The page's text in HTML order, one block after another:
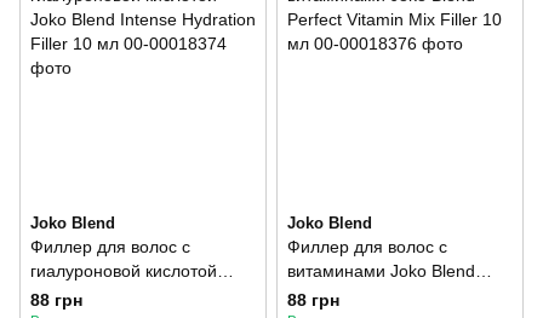
Joko Blend
Филлер для волос с
гиалуроновой кислотой
Joko Blend Intense Hydration
88 грн
Joko Blend
Филлер для волос с
витаминами Joko Blend
Perfect Vitamin Mix Filler 10
88 грн